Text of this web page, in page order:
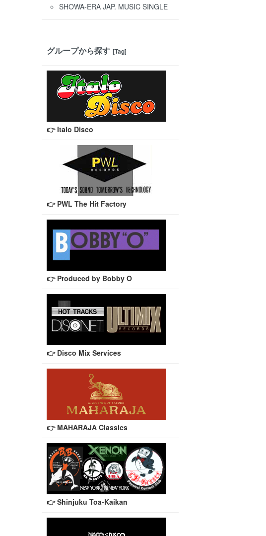
SHOWA-ERA JAP. MUSIC SINGLE
グループから探す [Tag]
👉 Italo Disco
👉 PWL The Hit Factory
👉 Produced by Bobby O
👉 Disco Mix Services
👉 MAHARAJA Classics
👉 Shinjuku Toa-Kaikan